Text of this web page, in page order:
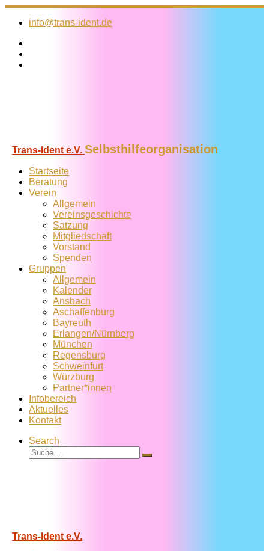
Zum
Inhalt
info@trans-ident.de
Trans-Ident e.V. Selbsthilfeorganisation
Startseite
Beratung
Verein
Allgemein
Vereins­geschichte
Satzung
Mitglied­schaft
Vorstand
Spenden
Gruppen
Allgemein
Kalender
Ansbach
Aschaffenburg
Bayreuth
Erlangen/Nürnberg
München
Regensburg
Schweinfurt
Würzburg
Partner*innen
Infobereich
Aktuelles
Kontakt
Search
Suche
Suche
Trans-Ident e.V.